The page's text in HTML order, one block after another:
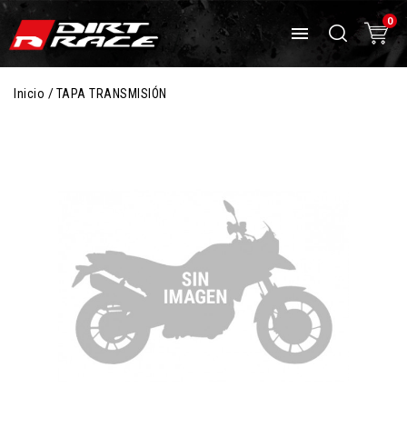

0
Inicio TAPA TRANSMISIÓN